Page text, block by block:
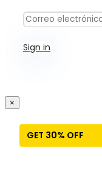
Sign in
×
GET 30% OFF